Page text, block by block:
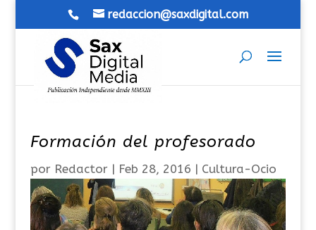
redaccion@saxdigital.com
Formación del profesorado
por Redactor| Feb 28, 2016 | Cultura-Ocio